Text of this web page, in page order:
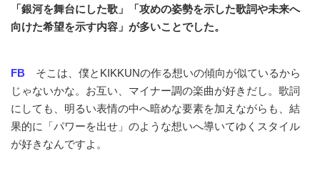
「銀河を舞台にした歌」「攻めの姿勢を示した歌詞や未来へ
向けた希望を示す内容」が多いことでした。
FB そこは、僕とKIKKUNの作る想いの傾向が似ているから
じゃないかな。お互い、マイナー調の楽曲が好きだし。歌詞
にしても、明るい表情の中へ暗めな要素を加えながらも、結
果的に「パワーを出せ」のような想いへ導いてゆくスタイル
が好きなんですよ。